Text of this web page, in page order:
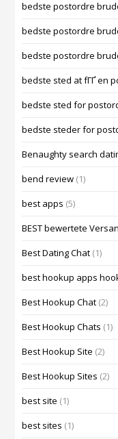
bedste postordre
bedste postordre
bedste postordre
bedste sted at fГҐ en
bedste sted for
bedste steder for
Benaughty search
bend review (1)
best apps (5)
BEST bewertete
Best Dating Chat (1)
best hookup apps
Best Hookup Chat (2)
Best Hookup Chats (1)
Best Hookup Site (2)
Best Hookup Sites (2)
best site (1)
best sites (1)